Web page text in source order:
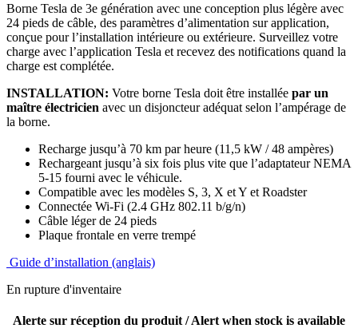
Borne Tesla de 3e génération avec une conception plus légère avec
24 pieds de câble, des paramètres d’alimentation sur application,
conçue pour l’installation intérieure ou extérieure. Surveillez votre
charge avec l’application Tesla et recevez des notifications quand la
charge est complétée.
INSTALLATION: Votre borne Tesla doit être installée par un
maître électricien avec un disjoncteur adéquat selon l’ampérage de
la borne.
Recharge jusqu’à 70 km par heure (11,5 kW / 48 ampères)
Rechargeant jusqu’à six fois plus vite que l’adaptateur NEMA
5-15 fourni avec le véhicule.
Compatible avec les modèles S, 3, X et Y et Roadster
Connectée Wi-Fi (2.4 GHz 802.11 b/g/n)
Câble léger de 24 pieds
Plaque frontale en verre trempé
Guide d’installation (anglais)
En rupture d'inventaire
Alerte sur réception du produit / Alert when stock is available